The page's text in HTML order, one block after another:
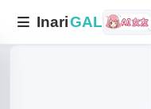
InariGAL